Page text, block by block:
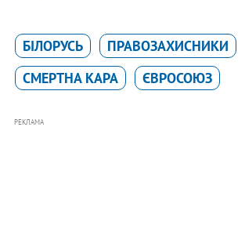
БІЛОРУСЬ
ПРАВОЗАХИСНИКИ
СМЕРТНА КАРА
ЄВРОСОЮЗ
РЕКЛАМА